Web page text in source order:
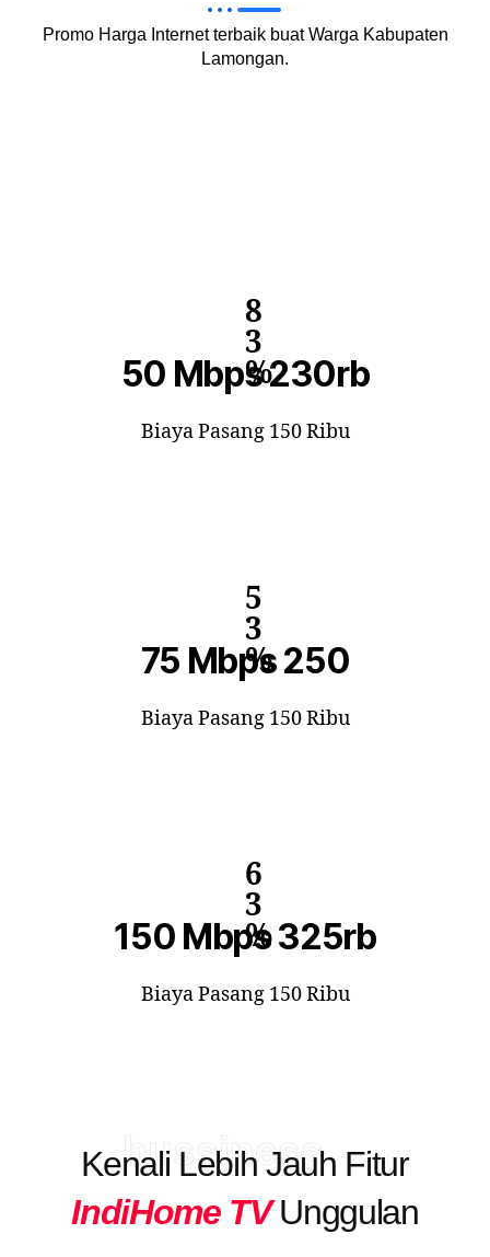
Promo Harga Internet terbaik buat Warga Kabupaten
Lamongan.
8
3
%
50 Mbps 230rb
Biaya Pasang 150 Ribu
5
3
%
75 Mbps 250
Biaya Pasang 150 Ribu
6
3
%
150 Mbps 325rb
Biaya Pasang 150 Ribu
bussiness
Kenali Lebih Jauh Fitur
IndiHome TVUnggulan